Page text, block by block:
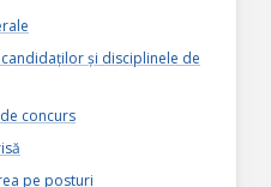
candidaților și disciplinele de
de concurs
pe posturi